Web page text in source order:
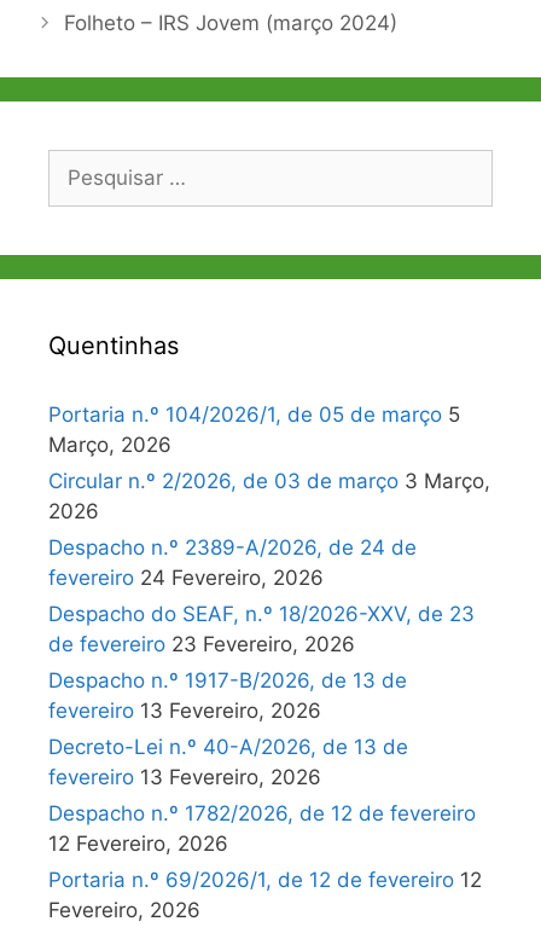
Folheto – IRS Jovem (março 2024)
Pesquisar
Quentinhas
Portaria n.º 104/2026/1, de 05 de março 5
Março, 2026
Circular n.º 2/2026, de 03 de março 3 Março,
2026
Despacho n.º 2389-A/2026, de 24 de
fevereiro 24 Fevereiro, 2026
Despacho do SEAF, n.º 18/2026-XXV, de 23
de fevereiro 23 Fevereiro, 2026
Despacho n.º 1917-B/2026, de 13 de
fevereiro 13 Fevereiro, 2026
Decreto-Lei n.º 40-A/2026, de 13 de
fevereiro 13 Fevereiro, 2026
Despacho n.º 1782/2026, de 12 de fevereiro
12 Fevereiro, 2026
Portaria n.º 69/2026/1, de 12 de fevereiro 12
Fevereiro, 2026